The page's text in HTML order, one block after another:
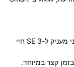
מעבר לכל התכונות החדשות, שבב ה-S10 החסכוני מעניק ל-SE 3 חיי
קצר במיוחד.